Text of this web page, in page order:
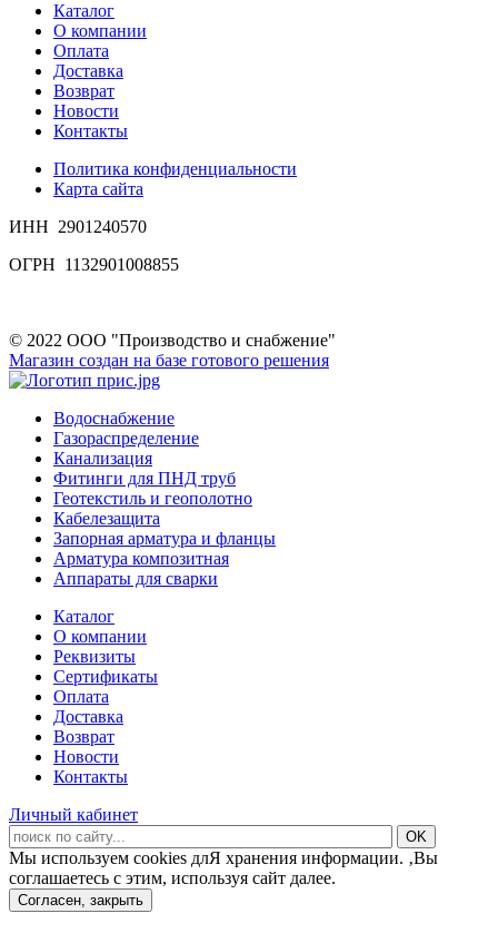
Каталог
О компании
Оплата
Доставка
Возврат
Новости
Контакты
Политика конфиденциальности
Карта сайта
ИНН 2901240570
ОГРН 1132901008855
© 2022 ООО "Производство и снабжение"
Магазин создан на базе готового решения
Водоснабжение
Газораспределение
Канализация
Фитинги для ПНД труб
Геотекстиль и геополотно
Кабелезащита
Запорная арматура и фланцы
Арматура композитная
Аппараты для сварки
Каталог
О компании
Реквизиты
Сертификаты
Оплата
Доставка
Возврат
Новости
Контакты
Личный кабинет
Мы используем cookies длЯ хранения информации. ‚Вы
соглашаетесь с этим, используя сайт далее.
Согласен, закрыть